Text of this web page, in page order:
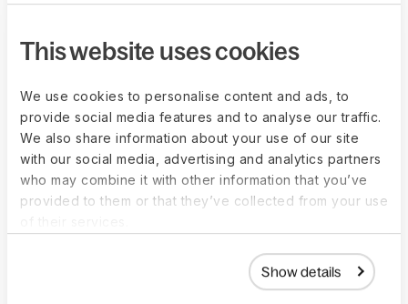
This website uses cookies
We use cookies to personalise content and ads, to
provide social media features and to analyse our traffic.
We also share information about your use of our site
with our social media, advertising and analytics partners
who may combine it with other information that you’ve
provided to them or that they’ve collected from your use
Show details
「Deel 對我們的投資組合公司幫助良
多，透過讓客戶輕鬆接觸全球人才、透
Anish Acharya, General Partner at a16z